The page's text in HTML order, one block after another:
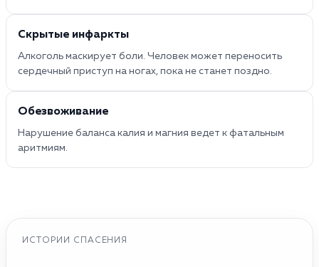
Скрытые инфаркты
Алкоголь маскирует боли. Человек может переносить
сердечный приступ на ногах, пока не станет поздно.
Обезвоживание
Нарушение баланса калия и магния ведет к фатальным
аритмиям.
ИСТОРИИ СПАСЕНИЯ